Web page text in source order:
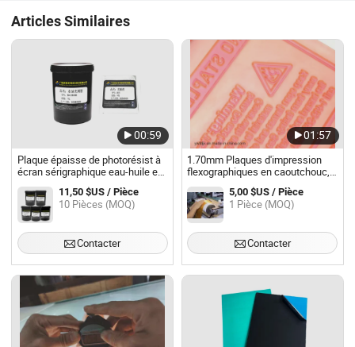
Articles Similaires
00:59
Plaque épaisse de photorésist à
écran sérigraphique eau-huile en
gros, plaque PCB à haute
sensibilité, fabrication de plaques
laser de photorésist
11,50 $US / Pièce
10 Pièces (MOQ)
Contacter
01:57
1.70mm Plaques d'impression
flexographiques en caoutchouc,
plaque photopolymère pour
machine d'impression
flexographique
5,00 $US / Pièce
1 Pièce (MOQ)
Contacter